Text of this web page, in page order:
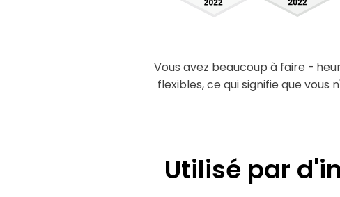
Vous avez beaucoup à faire -
flexibles, ce qui signifie que vous
Utilisé par